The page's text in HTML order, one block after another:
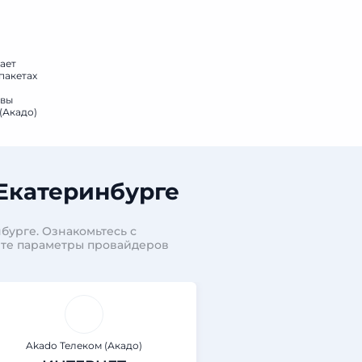
Ознакомьтесь с
параметры провайдеров
Akado Телеком (Акадо)